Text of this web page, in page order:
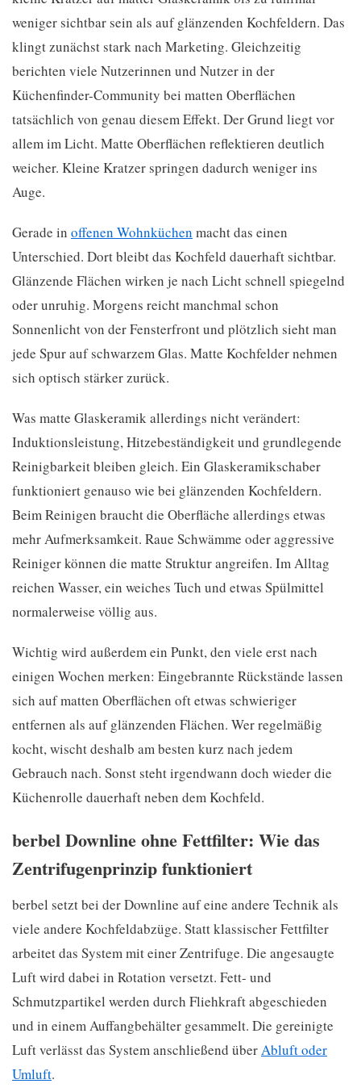
weniger sichtbar sein als auf glänzenden Kochfeldern. Das
klingt zunächst stark nach Marketing. Gleichzeitig
berichten viele Nutzerinnen und Nutzer in der
Küchenfinder-Community bei matten Oberflächen
tatsächlich von genau diesem Effekt. Der Grund liegt vor
allem im Licht. Matte Oberflächen reflektieren deutlich
weicher. Kleine Kratzer springen dadurch weniger ins
Auge.
Gerade in offenen Wohnküchen macht das einen
Unterschied. Dort bleibt das Kochfeld dauerhaft sichtbar.
Glänzende Flächen wirken je nach Licht schnell spiegelnd
oder unruhig. Morgens reicht manchmal schon
Sonnenlicht von der Fensterfront und plötzlich sieht man
jede Spur auf schwarzem Glas. Matte Kochfelder nehmen
sich optisch stärker zurück.
Was matte Glaskeramik allerdings nicht verändert:
Induktionsleistung, Hitzebeständigkeit und grundlegende
Reinigbarkeit bleiben gleich. Ein Glaskeramikschaber
funktioniert genauso wie bei glänzenden Kochfeldern.
Beim Reinigen braucht die Oberfläche allerdings etwas
mehr Aufmerksamkeit. Raue Schwämme oder aggressive
Reiniger können die matte Struktur angreifen. Im Alltag
reichen Wasser, ein weiches Tuch und etwas Spülmittel
normalerweise völlig aus.
Wichtig wird außerdem ein Punkt, den viele erst nach
einigen Wochen merken: Eingebrannte Rückstände lassen
sich auf matten Oberflächen oft etwas schwieriger
entfernen als auf glänzenden Flächen. Wer regelmäßig
kocht, wischt deshalb am besten kurz nach jedem
Gebrauch nach. Sonst steht irgendwann doch wieder die
Küchenrolle dauerhaft neben dem Kochfeld.
berbel Downline ohne Fettfilter: Wie das
Zentrifugenprinzip funktioniert
berbel setzt bei der Downline auf eine andere Technik als
viele andere Kochfeldabzüge. Statt klassischer Fettfilter
arbeitet das System mit einer Zentrifuge. Die angesaugte
Luft wird dabei in Rotation versetzt. Fett- und
Schmutzpartikel werden durch Fliehkraft abgeschieden
und in einem Auffangbehälter gesammelt. Die gereinigte
Luft verlässt das System anschließend überAbluft oder
Umluft.